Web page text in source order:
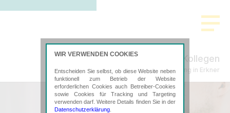
Schenke, Plachta & Kollegen
Steuerberatung in Erkner
WIR VERWENDEN COOKIES
Entscheiden Sie selbst, ob diese Website neben
funktionell zum Betrieb der Website
erforderlichen Cookies auch Betreiber-Cookies
sowie Cookies für Tracking und Targeting
verwenden darf. Weitere Details finden Sie in der
Datenschutzerklärung